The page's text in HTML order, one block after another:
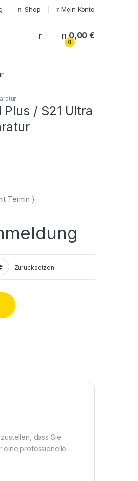
Shop Mein Konto
My Account
0
0,00€
Plus / S21 Ultra
Termin )
Zurücksetzen
FE Ladebuchse Reparatur quantity
dass Sie
eine professionelle